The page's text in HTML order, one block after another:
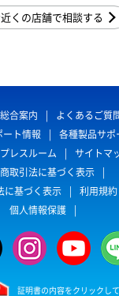
くの店舗で相談する
合案内
よくあるご質
ト情報
各種製品サポ
プレスルーム
サイトマ
取引法に基づく表示
に基づく表示
利用規約
個人情報保護
証明書の内容をクリックして